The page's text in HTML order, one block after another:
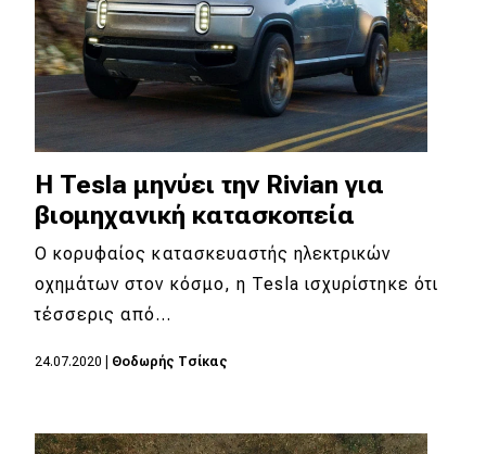
Η Tesla μηνύει την Rivian για
βιομηχανική κατασκοπεία
Ο κορυφαίος κατασκευαστής ηλεκτρικών
οχημάτων στον κόσμο, η Tesla ισχυρίστηκε ότι
τέσσερις από…
24.07.2020 Θοδωρής Τσίκας